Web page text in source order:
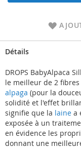
Détails
DROPS BabyAlpaca
le meilleur de 2
alpaga (pour la
solidité et l'effet
signifie que la laine a
exposée à un
en évidence les
donnant une